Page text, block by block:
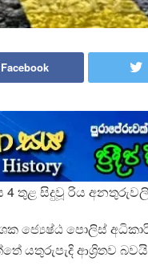
4 තුළ සිදුවූ රිය
ජ්‍යෙෂ්ඨ පොලිස්
යතුරුපැදි ආශ්‍රිතව